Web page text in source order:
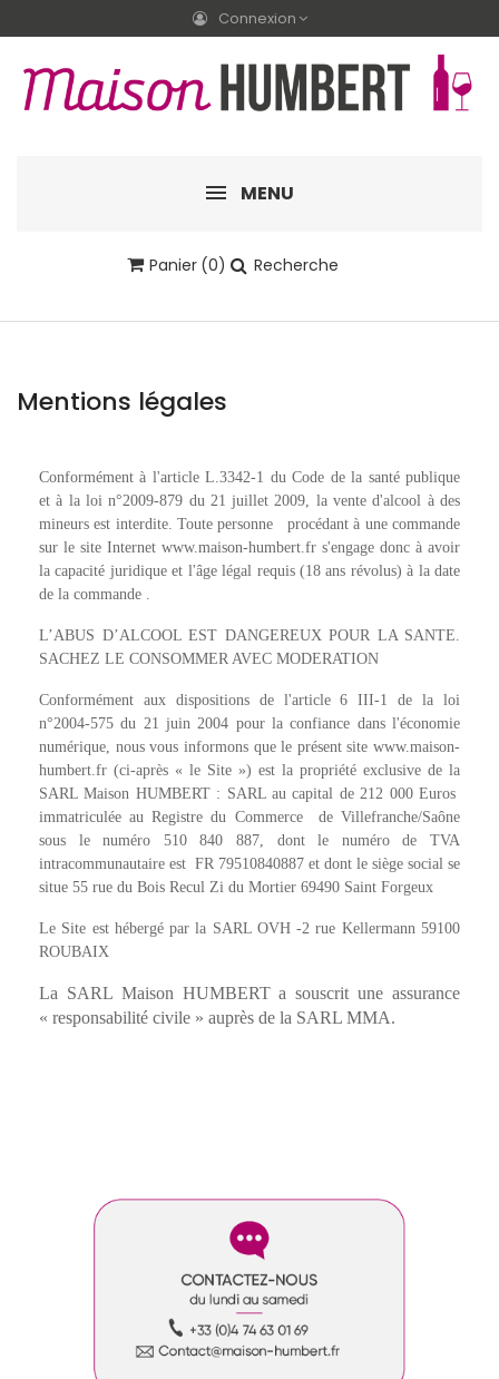
Connexion
MENU
Panier (0) Recherche
Mentions légales
Conformément à l'article L.3342-1 du Code de la santé publique
et à la loi n°2009-879 du 21 juillet 2009, la vente d'alcool à des
mineurs est interdite. Toute personne procédant à une commande
sur le site Internet www.maison-humbert.fr s'engage donc à avoir
la capacité juridique et l'âge légal requis (18 ans révolus) à la date
de la commande .
L’ABUS D’ALCOOL EST DANGEREUX POUR LA SANTE.
SACHEZ LE CONSOMMER AVEC MODERATION
Conformément aux dispositions de l'article 6 III-1 de la loi
n°2004-575 du 21 juin 2004 pour la confiance dans l'économie
numérique, nous vous informons que le présent site www.maison-
humbert.fr (ci-après « le Site ») est la propriété exclusive de la
SARL Maison HUMBERT : SARL au capital de 212 000 Euros
immatriculée au Registre du Commerce de Villefranche/Saône
sous le numéro 510 840 887, dont le numéro de TVA
intracommunautaire est FR 79510840887 et dont le siège social se
situe 55 rue du Bois Recul Zi du Mortier 69490 Saint Forgeux
Le Site est hébergé par la SARL OVH -2 rue Kellermann 59100
ROUBAIX
La SARL Maison HUMBERT a souscrit une assurance
« responsabilité civile » auprès de la SARL MMA.